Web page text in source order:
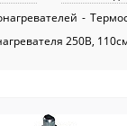
-
250В,